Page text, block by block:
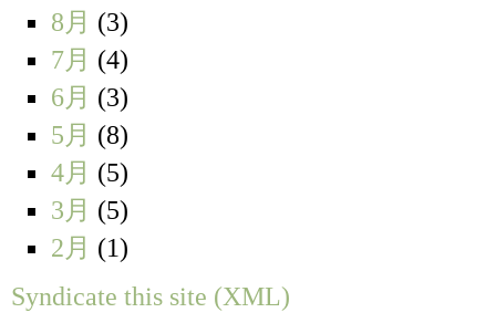
8月 (3)
7月 (4)
6月 (3)
5月 (8)
4月 (5)
3月 (5)
2月 (1)
Syndicate this site (XML)